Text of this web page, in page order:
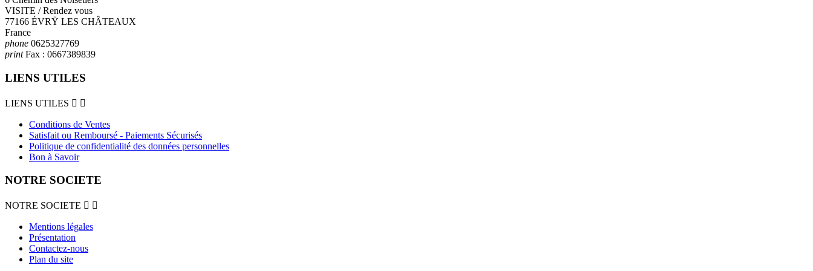
VISITE / Rendez vous
77166 ÉVRŸ LES CHÂTEAUX
France
phone 0625327769
printFax : 0667389839
LIENS UTILES
LIENS UTILES  
Conditions de Ventes
Satisfait ou Remboursé - Paiements Sécurisés
Politique de confidentialité des données personnelles
Bon à Savoir
NOTRE SOCIETE
NOTRE SOCIETE  
Mentions légales
Présentation
Contactez-nous
Plan du site